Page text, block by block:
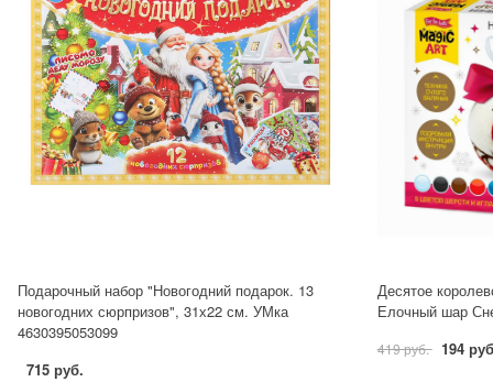
Подарочный набор "Новогодний подарок. 13
новогодних сюрпризов", 31х22 см. УМка
4630395053099
715 руб.
Десятое
Елочный шар
419 руб. 194